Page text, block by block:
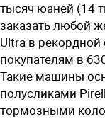
тысяч юаней (14
заказать любой
Ultra в рекордной
покупателям в
Такие машины
полусликами
тормозными